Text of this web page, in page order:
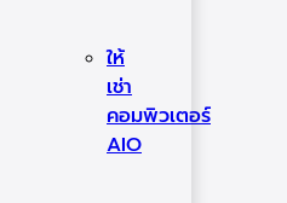
ให้
เช่า
คอมพิวเตอร์
AIO